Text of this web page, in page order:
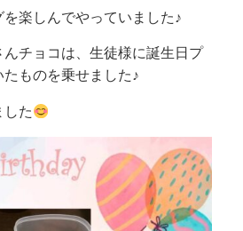
楽しんでやっていました♪
チョコは、生徒様に誕生日プ
ものを乗せました♪
した